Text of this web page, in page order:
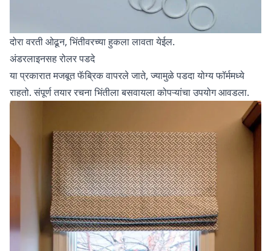
दोरा वरती ओढून, भिंतीवरच्या हुकला लावता येईल.
अंडरलाइनसह रोलर पडदे
या प्रकारात मजबूत फॅब्रिक वापरले जाते, ज्यामुळे पडदा योग्य फॉर्ममध्ये
राहतो. संपूर्ण तयार रचना भिंतीला बसवायला कोपऱ्यांचा उपयोग आवडला.